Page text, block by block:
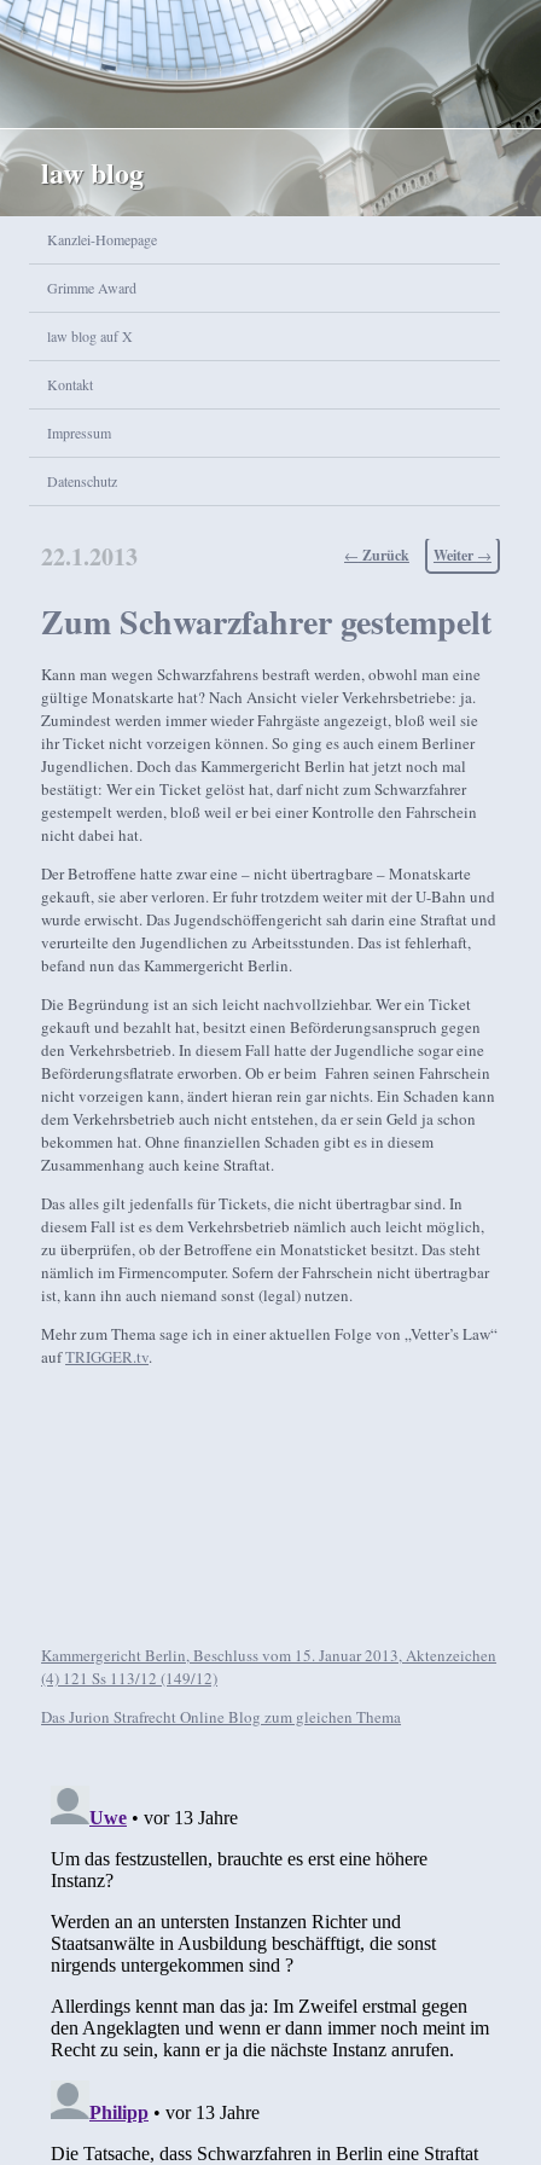
law blog
Zum Inhalt wechseln
Zum sekundären Inhalt wechseln
Kanzlei-Homepage
Grimme Award
law blog auf X
Kontakt
Impressum
Datenschutz
Beitragsnavigation
← Zurück Weiter →
Zum Schwarzfahrer gestempelt
22.1.2013
Kann man wegen Schwarzfahrens bestraft werden, obwohl man eine
gültige Monatskarte hat? Nach Ansicht vieler Verkehrsbetriebe: ja.
Zumindest werden immer wieder Fahrgäste angezeigt, bloß weil sie
ihr Ticket nicht vorzeigen können. So ging es auch einem Berliner
Jugendlichen. Doch das Kammergericht Berlin hat jetzt noch mal
bestätigt: Wer ein Ticket gelöst hat, darf nicht zum Schwarzfahrer
gestempelt werden, bloß weil er bei einer Kontrolle den Fahrschein
nicht dabei hat.
Der Betroffene hatte zwar eine – nicht übertragbare – Monatskarte
gekauft, sie aber verloren. Er fuhr trotzdem weiter mit der U-Bahn und
wurde erwischt. Das Jugendschöffengericht sah darin eine Straftat und
verurteilte den Jugendlichen zu Arbeitsstunden. Das ist fehlerhaft,
befand nun das Kammergericht Berlin.
Die Begründung ist an sich leicht nachvollziehbar. Wer ein Ticket
gekauft und bezahlt hat, besitzt einen Beförderungsanspruch gegen
den Verkehrsbetrieb. In diesem Fall hatte der Jugendliche sogar eine
Beförderungsflatrate erworben. Ob er beim Fahren seinen Fahrschein
nicht vorzeigen kann, ändert hieran rein gar nichts. Ein Schaden kann
dem Verkehrsbetrieb auch nicht entstehen, da er sein Geld ja schon
bekommen hat. Ohne finanziellen Schaden gibt es in diesem
Zusammenhang auch keine Straftat.
Das alles gilt jedenfalls für Tickets, die nicht übertragbar sind. In
diesem Fall ist es dem Verkehrsbetrieb nämlich auch leicht möglich,
zu überprüfen, ob der Betroffene ein Monatsticket besitzt. Das steht
nämlich im Firmencomputer. Sofern der Fahrschein nicht übertragbar
ist, kann ihn auch niemand sonst (legal) nutzen.
Mehr zum Thema sage ich in einer aktuellen Folge von „Vetter’s Law“
aufTRIGGER.tv.
Kammergericht Berlin, Beschluss vom 15. Januar 2013, Aktenzeichen
(4) 121 Ss 113/12 (149/12)
Das Jurion Strafrecht Online Blog zum gleichen Thema